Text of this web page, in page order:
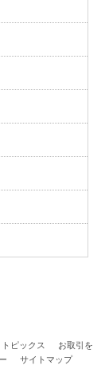
トピックス
お取引を
サイトマップ